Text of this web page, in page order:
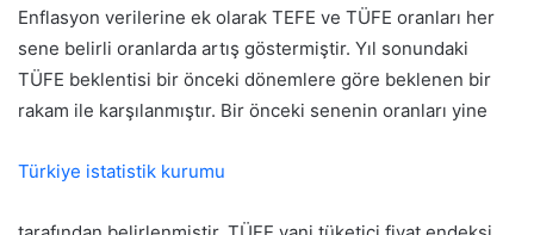
Enflasyon verilerine ek olarak TEFE ve TÜFE oranları her
sene belirli oranlarda artış göstermiştir. Yıl sonundaki
TÜFE beklentisi bir önceki dönemlere göre beklenen bir
rakam ile karşılanmıştır. Bir önceki senenin oranları yine
Türkiye istatistik kurumu